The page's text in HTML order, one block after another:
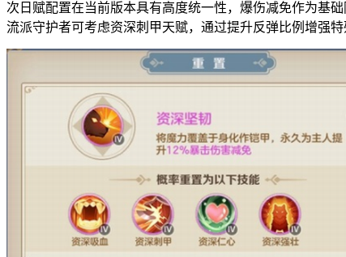
次日赋配置在当前版本具有高度统一性，爆伤减免作为基
流派守护者可考虑资深刺甲天赋，通过提升反弹比例增强特